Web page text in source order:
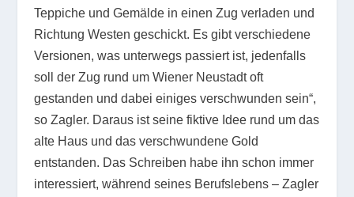
Teppiche und Gemälde in einen Zug verladen und
Richtung Westen geschickt. Es gibt verschiedene
Versionen, was unterwegs passiert ist, jedenfalls
soll der Zug rund um Wiener Neustadt oft
gestanden und dabei einiges verschwunden sein“,
so Zagler. Daraus ist seine fiktive Idee rund um das
alte Haus und das verschwundene Gold
entstanden. Das Schreiben habe ihn schon immer
interessiert, während seines Berufslebens – Zagler